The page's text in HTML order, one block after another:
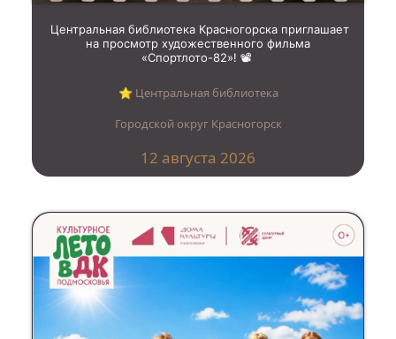
Центральная библиотека Красногорска приглашает
на просмотр художественного фильма
«Спортлото-82»! 📽️
⭐︎ Центральная библиотека
Городской округ Красногорск
12 августа 2026